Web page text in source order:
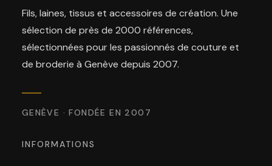
Fils, laines, tissus et accessoires de création. Une
sélection de près de 2000 références,
sélectionnées pour les passionnés de couture et
de broderie à Genève depuis 2007.
GENÈVE · FONDÉE EN 2007
INFORMATIONS